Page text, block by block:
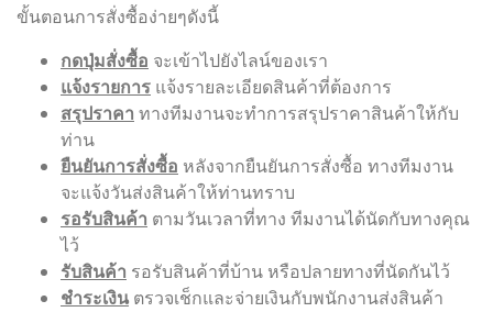
ขั้นตอนการสั่งซื้อง่ายๆดังนี้
กดปุ่มสั่งซื้อ จะเข้าไปยังไลน์ของเรา
แจ้งรายการ แจ้งรายละเอียดสินค้าที่ต้องการ
สรุปราคา ทางทีมงานจะทำการสรุปราคาสินค้าให้กับ
ท่าน
ยืนยันการสั่งซื้อ หลังจากยืนยันการสั่งซื้อ ทางทีมงาน
จะแจ้งวันส่งสินค้าให้ท่านทราบ
รอรับสินค้า ตามวันเวลาที่ทาง ทีมงานได้นัดกับทางคุณ
ไว้
รับสินค้า รอรับสินค้าที่บ้าน หรือปลายทางที่นัดกันไว้
ชำระเงิน ตรวจเช็กและจ่ายเงินกับพนักงานส่งสินค้า